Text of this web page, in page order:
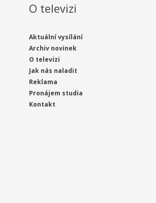
O televizi
Aktuální vysílání
Archiv novinek
O televizi
Jak nás naladit
Reklama
Pronájem studia
Kontakt